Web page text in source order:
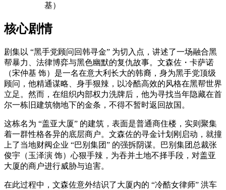
基）
核心剧情
剧集以 “黑手党顾问回韩寻金” 为切入点，讲述了一场融合黑
帮暴力、法律博弈与黑色幽默的复仇故事。文森佐・卡萨诺
（宋仲基 饰）是一名在意大利长大的韩裔，身为黑手党顶级
顾问，他精通谋略、身手狠辣，以冷酷高效的风格在黑帮世界
立足。然而，在组织内部权力洗牌后，他为寻找当年隐藏在首
尔一栋旧建筑物地下的金条，不得不暂时返回故国。
这栋名为 “盖亚大厦” 的建筑，表面是普通商住楼，实则聚集
着一群性格各异的底层商户。文森佐的寻金计划刚启动，就撞
上了当地财阀企业 “巴别集团” 的强拆阴谋。巴别集团总裁张
俊宇（玉泽演 饰）心狠手辣，为吞并土地不择手段，对盖亚
大厦的商户进行威胁与迫害。
在此过程中，文森佐意外结识了大厦内的 “冷酷女律师” 洪车